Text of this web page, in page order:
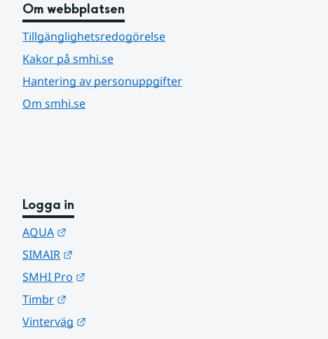
Om webbplatsen
Tillgänglighetsredogörelse
Kakor på smhi.se
Hantering av personuppgifter
Om smhi.se
Logga in
AQUA
SIMAIR
SMHI Pro
Timbr
Vinterväg